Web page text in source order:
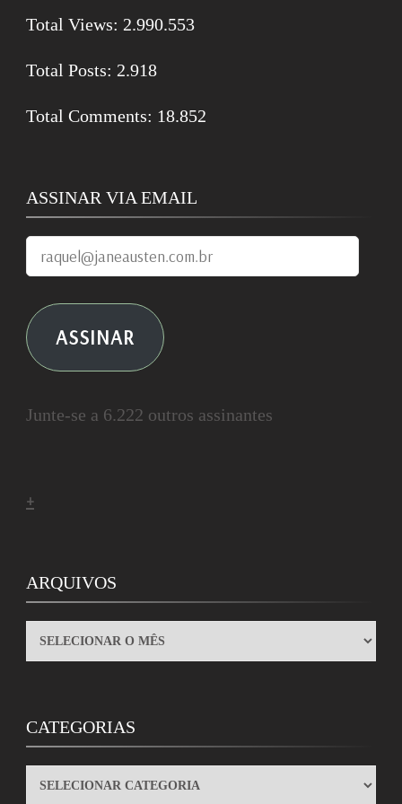
Total Views: 2.990.553
Total Posts: 2.918
Total Comments: 18.852
ASSINAR VIA EMAIL
raquel@janeausten.com.br
ASSINAR
Junte-se a 6.222 outros assinantes
+
ARQUIVOS
ARQUIVOS
CATEGORIAS
CATEGORIAS